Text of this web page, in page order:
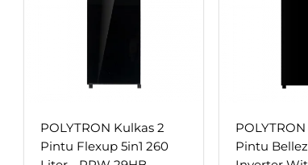
POLYTRON Kulkas 2
Pintu Flexup 5in1 260
Pintu